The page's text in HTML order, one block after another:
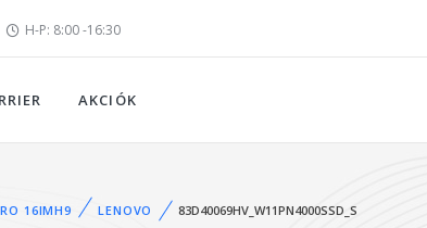
H-P: 8:00 -16:30
AKCIÓK
16IMH9 LENOVO 83D40069HV_W11PN4000SSD_S